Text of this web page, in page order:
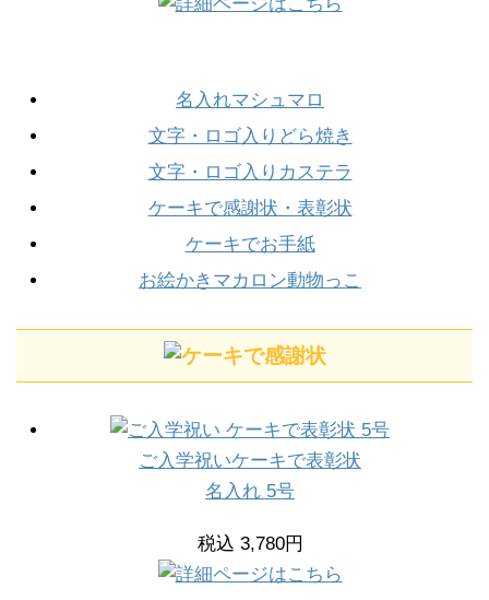
名入れマシュマロ
文字・ロゴ入りどら焼き
文字・ロゴ入りカステラ
ケーキで感謝状・表彰状
ケーキでお手紙
お絵かきマカロン動物っこ
ご入学祝いケーキで表彰状
名入れ 5号
税込 3,780円